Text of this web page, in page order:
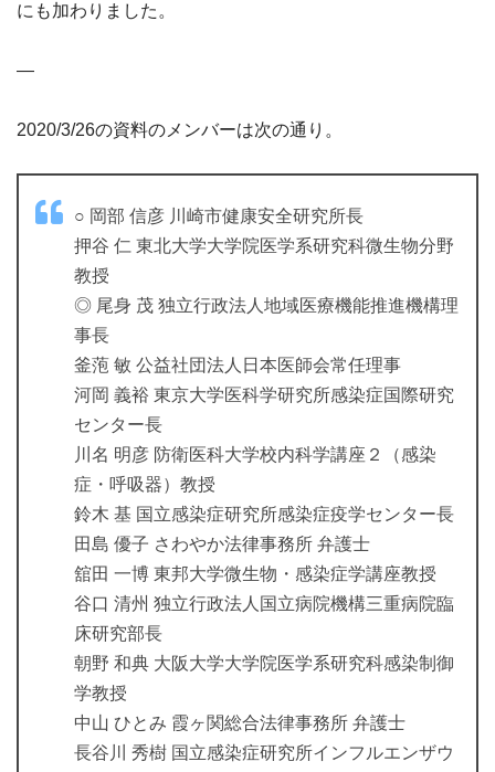
にも加わりました。
—
2020/3/26の資料のメンバーは次の通り。
○ 岡部 信彦 川崎市健康安全研究所長
押谷 仁 東北大学大学院医学系研究科微生物分野
教授
◎ 尾身 茂 独立行政法人地域医療機能推進機構理
事長
釜萢 敏 公益社団法人日本医師会常任理事
河岡 義裕 東京大学医科学研究所感染症国際研究
センター長
川名 明彦 防衛医科大学校内科学講座２（感染
症・呼吸器）教授
鈴木 基 国立感染症研究所感染症疫学センター長
田島 優子 さわやか法律事務所 弁護士
舘田 一博 東邦大学微生物・感染症学講座教授
谷口 清州 独立行政法人国立病院機構三重病院臨
床研究部長
朝野 和典 大阪大学大学院医学系研究科感染制御
学教授
中山 ひとみ 霞ヶ関総合法律事務所 弁護士
長谷川 秀樹 国立感染症研究所インフルエンザウ